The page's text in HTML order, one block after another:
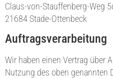
Claus-von-Stauffenberg-Weg
21684 Stade-Ottenbeck
Auftragsverarbeitung
Wir haben einen Vertrag über
Nutzung des oben genannten